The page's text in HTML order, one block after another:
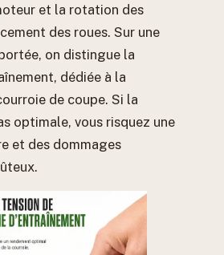
et la rotation des
des roues. Sur une
on distingue la
dédiée à la
de coupe. Si la
optimale, vous risquez une
et des dommages